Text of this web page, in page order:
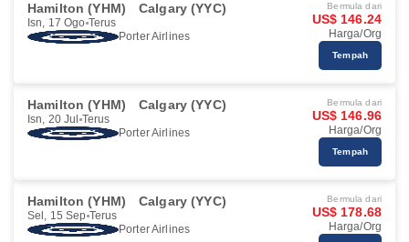
Hamilton (YHM) Calgary (YYC)
Isn, 17 Ogo Terus
Porter Airlines
Bermula dari
US$ 146.24
Harga/Org
Tempah
Hamilton (YHM) Calgary (YYC)
Isn, 20 Jul Terus
Porter Airlines
Bermula dari
US$ 146.96
Harga/Org
Tempah
Hamilton (YHM) Calgary (YYC)
Sel, 15 Sep Terus
Porter Airlines
Bermula dari
US$ 178.68
Harga/Org